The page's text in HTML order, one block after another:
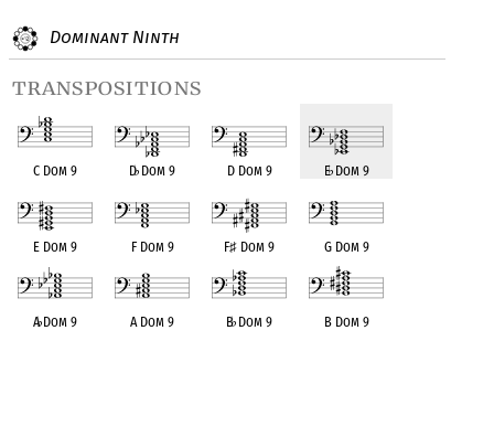
Dominant Ninth
transpositions
C Dom 9 D♭Dom 9 D Dom 9 E♭Dom 9
E Dom 9 F Dom 9 F♯ Dom 9 G Dom 9
A♭Dom 9 A Dom 9 B♭Dom 9 B Dom 9